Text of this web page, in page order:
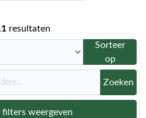
resultaten
Sorteer
op
Zoeken
filters weergeven